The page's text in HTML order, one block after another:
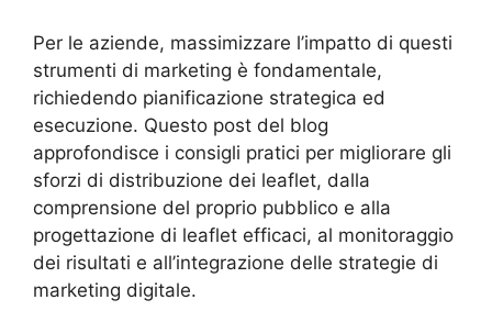
Per le aziende, massimizzare l’impatto di questi
strumenti di marketing è fondamentale,
richiedendo pianificazione strategica ed
esecuzione. Questo post del blog
approfondisce i consigli pratici per migliorare gli
sforzi di distribuzione dei leaflet, dalla
comprensione del proprio pubblico e alla
progettazione di leaflet efficaci, al monitoraggio
dei risultati e all’integrazione delle strategie di
marketing digitale.